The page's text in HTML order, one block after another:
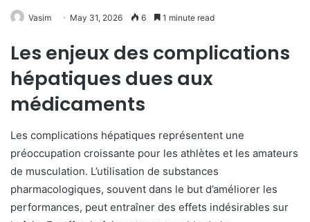
Vasim May 31, 2026 6 1 minute read
Les enjeux des complications
hépatiques dues aux
médicaments
Les complications hépatiques représentent une
préoccupation croissante pour les athlètes et les amateurs
de musculation. L’utilisation de substances
pharmacologiques, souvent dans le but d’améliorer les
performances, peut entraîner des effets indésirables sur